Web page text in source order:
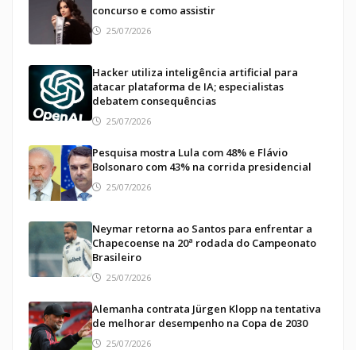
concurso e como assistir
25/07/2026
Hacker utiliza inteligência artificial para
atacar plataforma de IA; especialistas
debatem consequências
25/07/2026
Pesquisa mostra Lula com 48% e Flávio
Bolsonaro com 43% na corrida presidencial
25/07/2026
Neymar retorna ao Santos para enfrentar a
Chapecoense na 20ª rodada do Campeonato
Brasileiro
25/07/2026
Alemanha contrata Jürgen Klopp na tentativa
de melhorar desempenho na Copa de 2030
25/07/2026